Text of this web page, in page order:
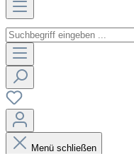
Menü schließen